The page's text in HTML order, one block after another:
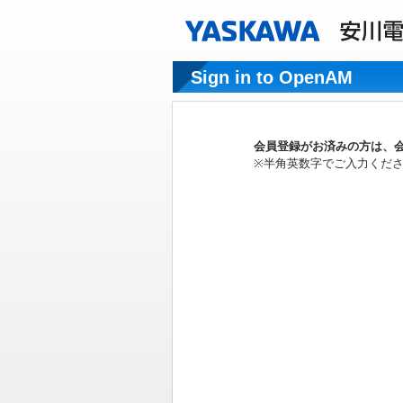
Sign in to OpenAM
会員登録がお済みの方は、
※半角英数字でご入力くださ